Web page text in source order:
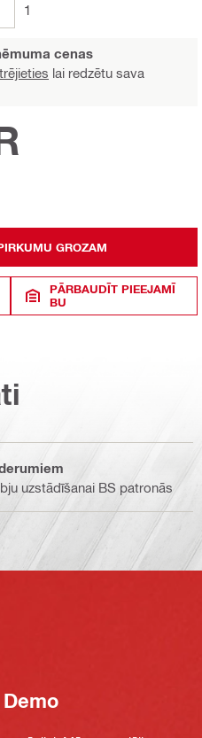
1
cenas
lai redzētu sava
GROZAM
PĀRBAUDĪT PIEEJAMĪ
BU
uzstādīšanai BS patronās